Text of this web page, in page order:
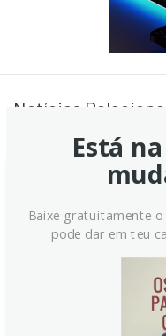
Notícias
início da
Um começo de
mercados, após
considerar ilegais as
disputa envolve uso
Está
Baixe gratuitamente
pode dar em teu